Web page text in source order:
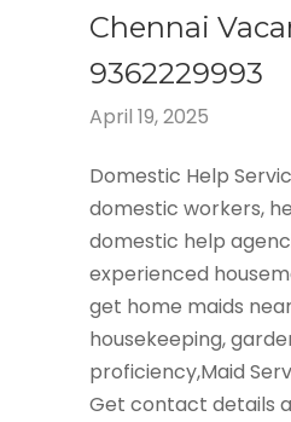
Chennai
9362229993
April 19, 2025
Domestic Help
domestic workers,
domestic help
experienced
get home maids
housekeeping,
proficiency,Maid
Get contact details